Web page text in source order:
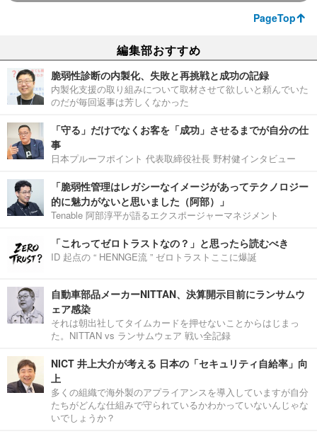
PageTop
編集部おすすめ
脆弱性診断の内製化、失敗と再挑戦と成功の記録
内製化支援の取り組みについて取材させて欲しいと頼んでいた
のだが毎回返事は芳しくなかった
「守る」だけでなくお客を「成功」させるまでが自分の仕
事
日本プルーフポイント 代表取締役社長 野村健インタビュー
「脆弱性管理はレガシーなイメージがあってテクノロジー
的に魅力がないと思いました（阿部）」
Tenable 阿部淳平が語るエクスポージャーマネジメント
「これってゼロトラストなの？」と思ったら読むべき
ID 起点の “ HENNGE流 ” ゼロトラストここに爆誕
自動車部品メーカーNITTAN、決算開示目前にランサムウ
ェア感染
それは朝出社してタイムカードを押せないことからはじまっ
た。NITTAN vs ランサムウェア 戦い全記録
NICT 井上大介が考える 日本の「セキュリティ自給率」向
上
多くの組織で海外製のアプライアンスを導入していますが自分
たちがどんな仕組みで守られているかわかっていないんじゃな
いでしょうか？